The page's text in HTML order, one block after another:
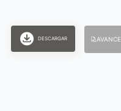
DESCARGAR AVANCE